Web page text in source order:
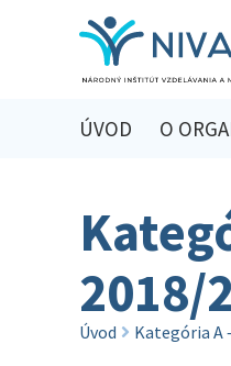
ÚVOD O
2018/
Úvod Kategória A